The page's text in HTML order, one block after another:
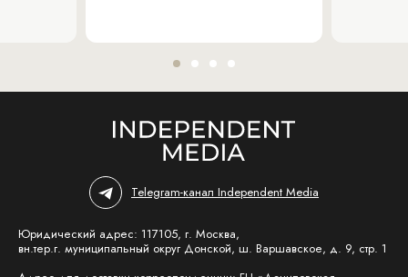
Telegram-канал Independent Media
Юридический адрес: 117105, г. Москва,
вн.тер.г. муниципальный округ Донской, ш. Варшавское, д. 9, стр. 1